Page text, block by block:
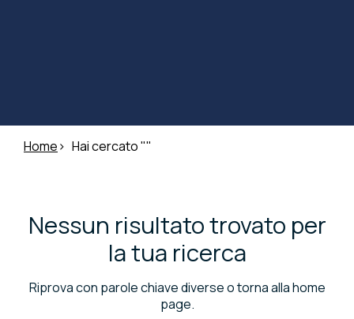
Home Hai cercato ""
Nessun risultato trovato per
la tua ricerca
Riprova con parole chiave diverse o torna alla home
page.